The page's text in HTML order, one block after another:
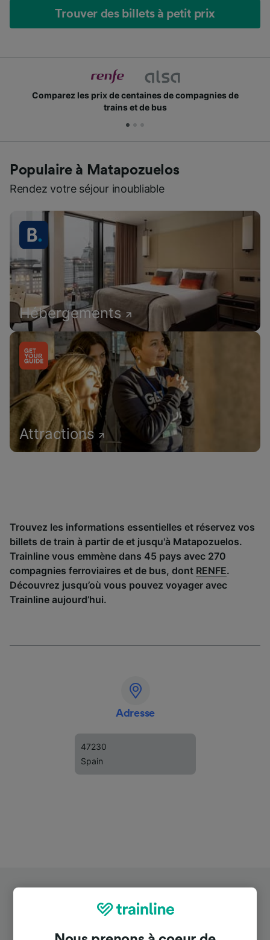
Trouver des billets à petit prix
Comparez les prix de centaines de compagnies de
trains et de bus
Populaire à Matapozuelos
Rendez votre séjour inoubliable
Hébergements
Attractions
Trouvez les informations essentielles et réservez vos
billets de train à partir de et jusqu'à Matapozuelos.
Trainline vous emmène dans 45 pays avec 270
compagnies ferroviaires et de bus, dont RENFE.
Découvrez jusqu’où vous pouvez voyager avec
Trainline aujourd’hui.
Adresse
47230
Spain